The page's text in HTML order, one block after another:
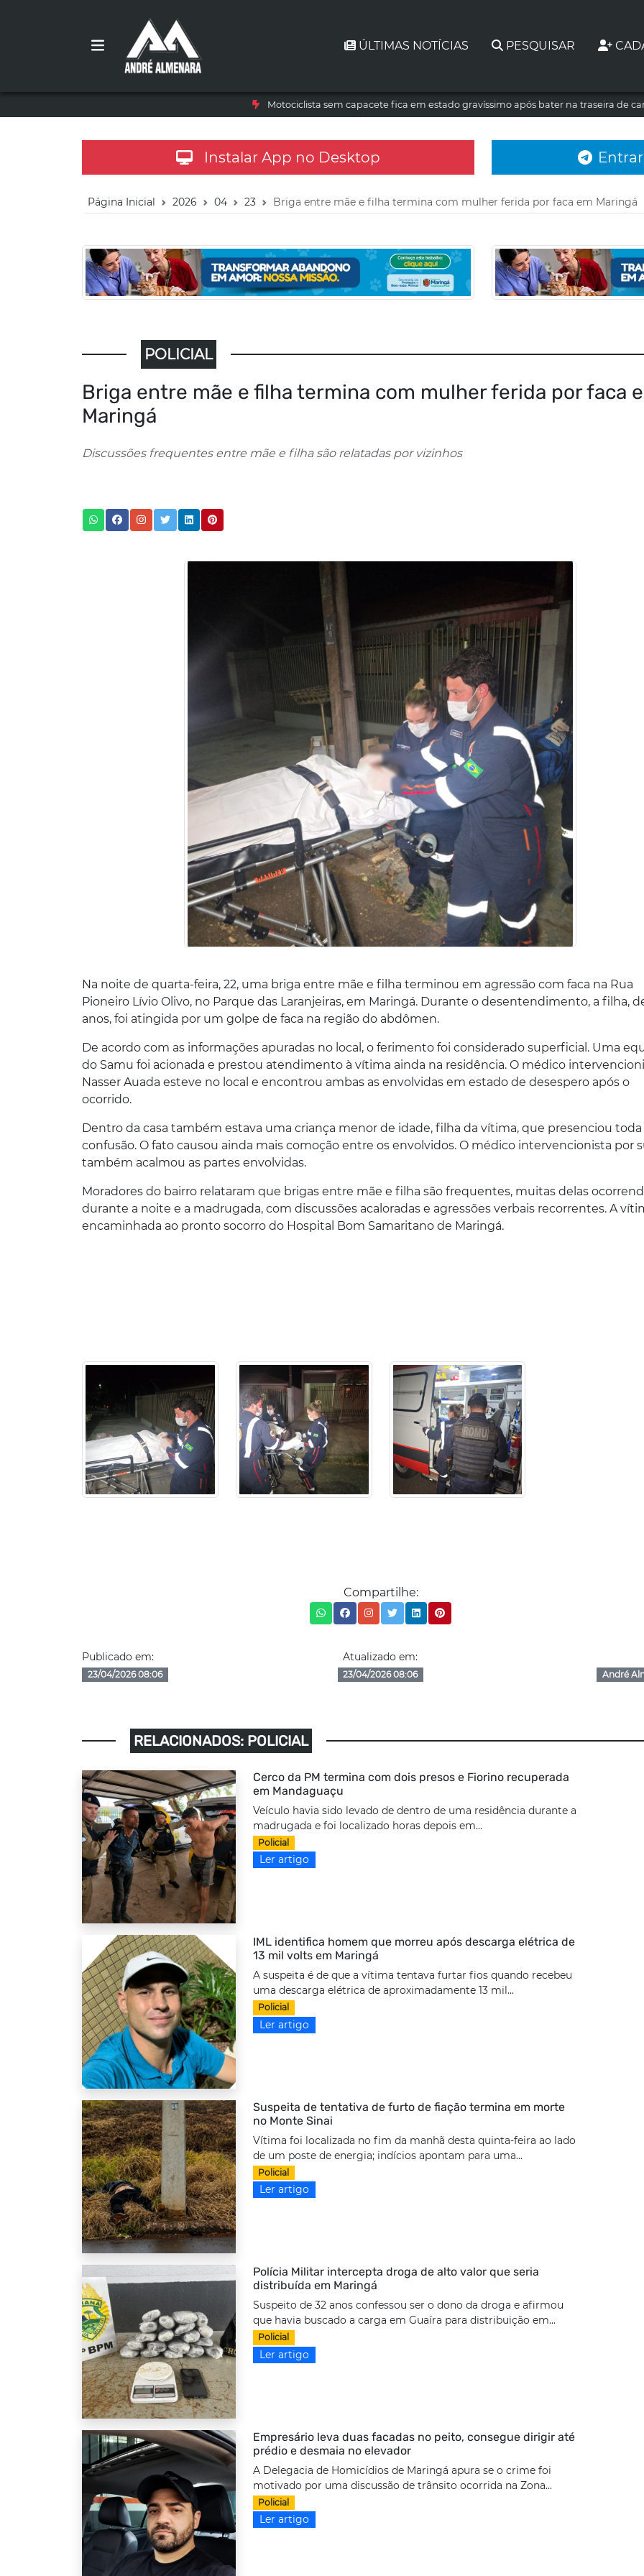
ÚLTIMAS NOTÍCIAS PESQUISAR
Motociclista sem capacete fica em estado gravíssimo após bater na traseira de
Instalar App no Desktop
Página Inicial 2026 04 23 Briga entre mãe e filha termina com mulher ferida por faca em Maringá
POLICIAL
Briga entre mãe e filha termina com mulher ferida por faca
Maringá
Discussões frequentes entre mãe e filha são relatadas por vizinhos
Na noite de quarta-feira, 22, uma briga entre mãe e filha terminou em agressão com faca na Rua
Pioneiro Lívio Olivo, no Parque das Laranjeiras, em Maringá. Durante o desentendimento, a filha,
anos, foi atingida por um golpe de faca na região do abdômen.
De acordo com as informações apuradas no local, o ferimento foi considerado superficial. Uma
do Samu foi acionada e prestou atendimento à vítima ainda na residência. O médico
Nasser Auada esteve no local e encontrou ambas as envolvidas em estado de desespero após o
ocorrido.
Dentro da casa também estava uma criança menor de idade, filha da vítima, que presenciou toda
confusão. O fato causou ainda mais comoção entre os envolvidos. O médico intervencionista por
também acalmou as partes envolvidas.
Moradores do bairro relataram que brigas entre mãe e filha são frequentes, muitas delas
durante a noite e a madrugada, com discussões acaloradas e agressões verbais recorrentes. A
encaminhada ao pronto socorro do Hospital Bom Samaritano de Maringá.
Compartilhe:
Publicado em:
23/04/2026 08:06
Atualizado em:
23/04/2026 08:06 André
RELACIONADOS: POLICIAL
Cerco da PM termina com dois presos e Fiorino recuperada
em Mandaguaçu
Veículo havia sido levado de dentro de uma residência durante a
madrugada e foi localizado horas depois em...
Policial
Ler artigo
IML identifica homem que morreu após descarga elétrica de
13 mil volts em Maringá
A suspeita é de que a vítima tentava furtar fios quando recebeu
uma descarga elétrica de aproximadamente 13 mil...
Policial
Ler artigo
Suspeita de tentativa de furto de fiação termina em morte
no Monte Sinai
Vítima foi localizada no fim da manhã desta quinta-feira ao lado
de um poste de energia; indícios apontam para uma...
Policial
Ler artigo
Polícia Militar intercepta droga de alto valor que seria
distribuída em Maringá
Suspeito de 32 anos confessou ser o dono da droga e afirmou
que havia buscado a carga em Guaíra para distribuição em...
Policial
Ler artigo
Empresário leva duas facadas no peito, consegue dirigir até
prédio e desmaia no elevador
A Delegacia de Homicídios de Maringá apura se o crime foi
motivado por uma discussão de trânsito ocorrida na Zona...
Policial
Ler artigo